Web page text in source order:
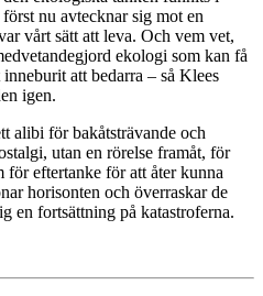
nu avtecknar sig mot en
vårt sätt att leva. Och vem vet,
ekologi som kan få
att bedarra – så Klees
igen.
alibi för bakåtsträvande och
utan en rörelse framåt, för
för eftertanke för att åter kunna
horisonten och överraskar de
en fortsättning på katastroferna.